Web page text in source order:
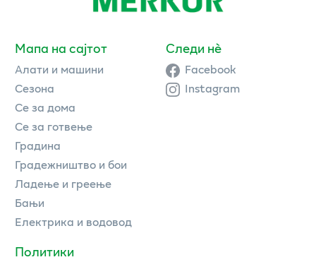
Мапа на сајтот
Алати и машини
Сезона
Се за дома
Се за готвење
Градина
Градежништво и бои
Ладење и греење
Бањи
Електрика и водовод
Политики
Следи нè
Facebook
Instagram